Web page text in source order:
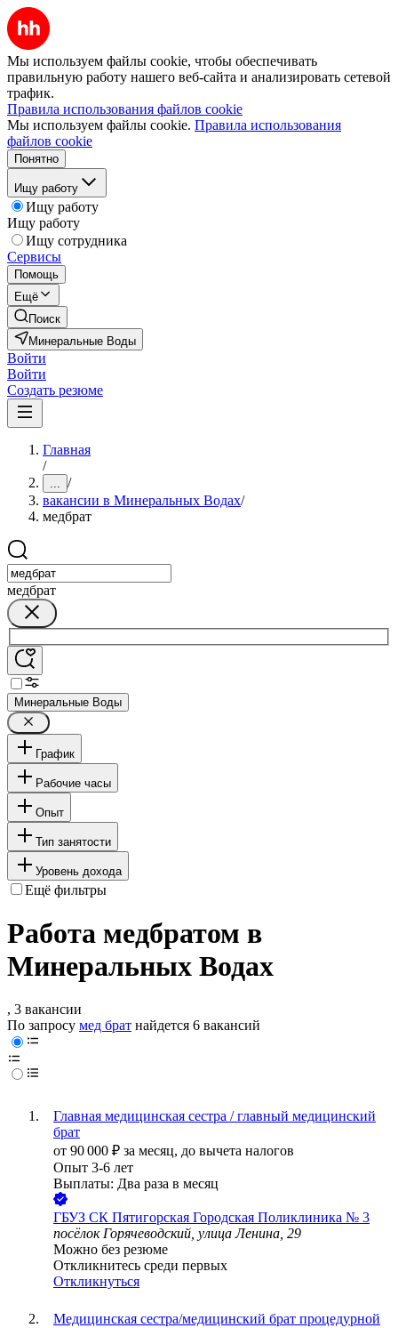
Мы используем файлы cookie, чтобы обеспечивать
правильную работу нашего веб-сайта и анализировать сетевой
трафик.
Правила использования файлов cookie
Мы используем файлы cookie. Правила использования
файлов cookie
Понятно
Ищу работу
Ищу работу
Ищу работу
Ищу сотрудника
Сервисы
Помощь
Ещё
Поиск
Минеральные Воды
Войти
Войти
Создать резюме
Главная
/
... /
вакансии в Минеральных Водах/
медбрат
медбрат
Минеральные Воды
График
Рабочие часы
Опыт
Тип занятости
Уровень дохода
Ещё фильтры
Работа медбратом в
Минеральных Водах
, 3 вакансии
По запросу мед брат найдется 6 вакансий
Главная медицинская сестра / главный медицинский
брат
от 90 000 ₽ за месяц, до вычета налогов
Опыт 3-6 лет
Выплаты: Два раза в месяц
ГБУЗ СК Пятигорская Городская Поликлиника № 3
посёлок Горячеводский, улица Ленина, 29
Можно без резюме
Откликнитесь среди первых
Откликнуться
Медицинская сестра/медицинский брат процедурной